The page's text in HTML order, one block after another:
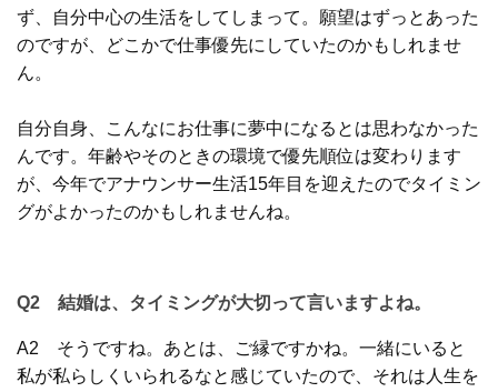
ず、自分中心の生活をしてしまって。願望はずっとあった
のですが、どこかで仕事優先にしていたのかもしれませ
ん。
自分自身、こんなにお仕事に夢中になるとは思わなかった
んです。年齢やそのときの環境で優先順位は変わります
が、今年でアナウンサー生活15年目を迎えたのでタイミン
グがよかったのかもしれませんね。
Q2 結婚は、タイミングが大切って言いますよね。
A2 そうですね。あとは、ご縁ですかね。一緒にいると
私が私らしくいられるなと感じていたので、それは人生を